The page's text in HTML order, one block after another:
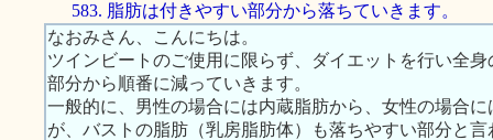
583. 脂肪は付きやすい部分から落ちていきます。
なおみさん、こんにちは。
ツインビートのご使用に限らず、ダイエットを行い全
部分から順番に減っていきます。
一般的に、男性の場合には内蔵脂肪から、女性の場合
が、バストの脂肪（乳房脂肪体）も落ちやすい部分と言